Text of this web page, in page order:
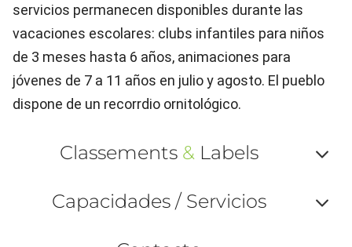
servicios permanecen disponibles durante las
vacaciones escolares: clubs infantiles para niños
de 3 meses hasta 6 años, animaciones para
jóvenes de 7 a 11 años en julio y agosto. El pueblo
dispone de un recorrdio ornitológico.
Classements & Labels
ou
Capacidades / Servicios